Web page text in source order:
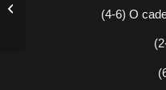
(4-6) O
súa terceira derrota